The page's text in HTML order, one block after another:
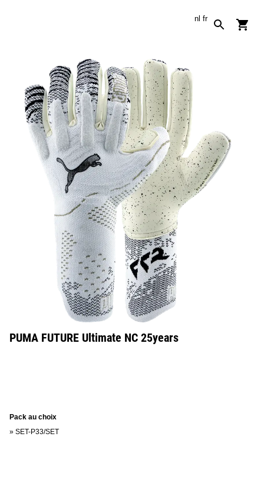
nl fr
PUMA FUTURE Ultimate NC 25years
Pack au choix
» SET-P33/SET